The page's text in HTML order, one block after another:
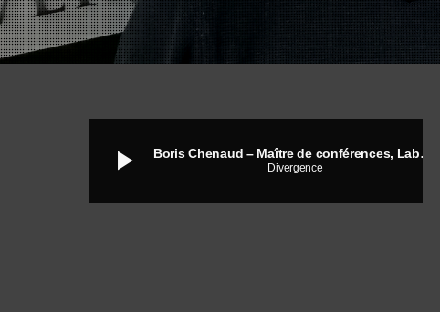
play_arrow Boris Chenaud – Maître de conférences, Laboratoire Charles Coulomb – Département de Physique, Université de Montpellier
Divergence